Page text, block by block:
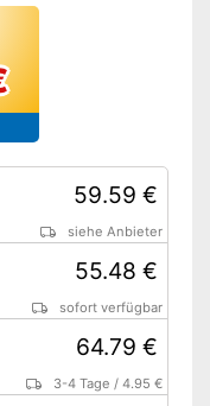
59.59 €
siehe Anbieter
55.48 €
sofort verfügbar
64.79 €
3-4 Tage /4.95 €